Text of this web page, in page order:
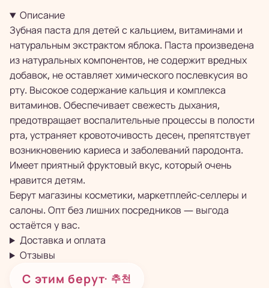
Описание
Зубная паста для детей с кальцием, витаминами и
натуральным экстрактом яблока. Паста произведена
из натуральных компонентов, не содержит вредных
добавок, не оставляет химического послевкусия во
рту. Высокое содержание кальция и комплекса
витаминов. Обеспечивает свежесть дыхания,
предотвращает воспалительные процессы в полости
рта, устраняет кровоточивость десен, препятствует
возникновению кариеса и заболеваний пародонта.
Имеет приятный фруктовый вкус, который очень
нравится детям.
Берут магазины косметики, маркетплейс-селлеры и
салоны. Опт без лишних посредников — выгода
остаётся у вас.
Доставка и оплата
Отзывы
С этим берут· 추천